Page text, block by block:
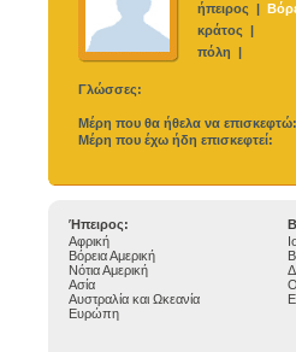
ήπειρος |
κράτος |
πόλη |
Γλώσσες:
Μέρη που θα ήθελα να επισκεφτώ:
Μέρη που έχω ήδη επισκεφτεί:
Ήπειρος:
Αφρική
Βόρεια Αμερική
Νότια Αμερική
Ασία
Αυστραλία και Ωκεανία
Ευρώπη